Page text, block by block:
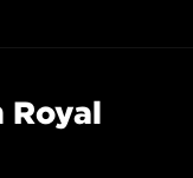
Royal